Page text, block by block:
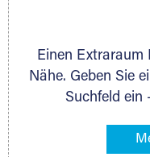
Einen Extraraum
Nähe. Geben Sie
Suchfeld ein